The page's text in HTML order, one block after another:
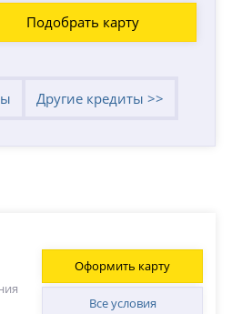
Подобрать карту
Другие кредиты >>
Все условия
Оформить карту